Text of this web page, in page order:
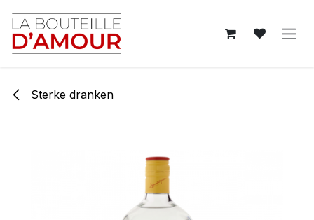
Sterke dranken